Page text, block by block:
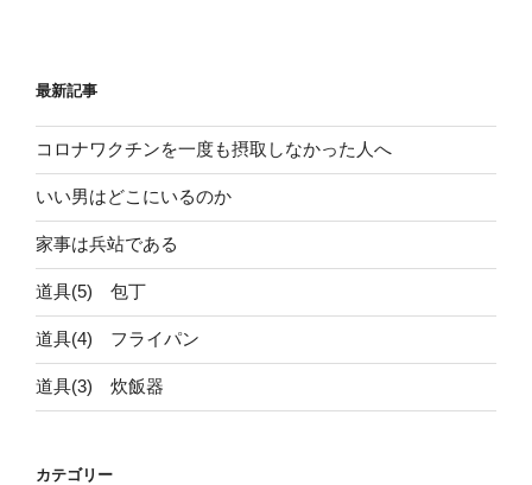
ク
チ
ン
度
も
摂
取
な
か
た
最新記事
コロナワクチンを一度も摂取しなかった人へ
いい男はどこにいるのか
家事は兵站である
道具(5) 包丁
道具(4) フライパン
道具(3) 炊飯器
カテゴリー